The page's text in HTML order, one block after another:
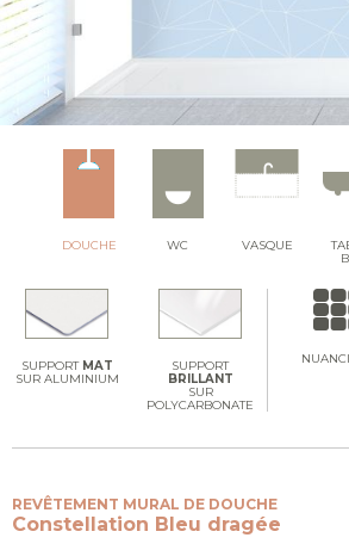
DOUCHE WC VASQUE
SUPPORT MAT
SUR ALUMINIUM
SUPPORT
BRILLANT
SUR
POLYCARBONATE
REVÊTEMENT MURAL DE DOUCHE
Constellation Bleu dragée